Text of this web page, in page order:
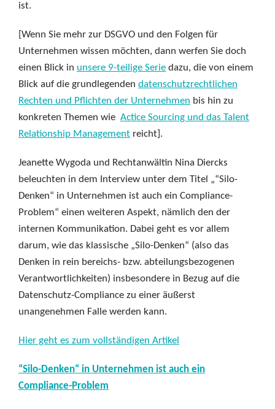
ist.
[Wenn Sie mehr zur DSGVO und den Folgen für
Unternehmen wissen möchten, dann werfen Sie doch
einen Blick in unsere 9-teilige Serie dazu, die von einem
Blick auf die grundlegenden datenschutzrechtlichen
Rechten und Pflichten der Unternehmen bis hin zu
konkreten Themen wie Actice Sourcing und das Talent
Relationship Management reicht].
Jeanette Wygoda und Rechtanwältin Nina Diercks
beleuchten in dem Interview unter dem Titel „“Silo-
Denken“ in Unternehmen ist auch ein Compliance-
Problem“ einen weiteren Aspekt, nämlich den der
internen Kommunikation. Dabei geht es vor allem
darum, wie das klassische „Silo-Denken“ (also das
Denken in rein bereichs- bzw. abteilungsbezogenen
Verantwortlichkeiten) insbesondere in Bezug auf die
Datenschutz-Compliance zu einer äußerst
unangenehmen Falle werden kann.
Hier geht es zum vollständigen Artikel
“Silo-Denken“ in Unternehmen ist auch ein
Compliance-Problem